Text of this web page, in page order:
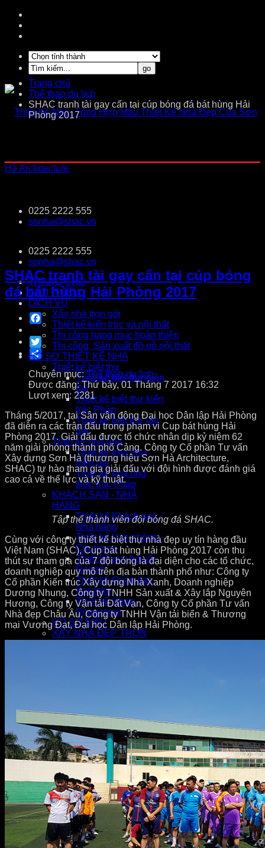
0225 2222 555
sonha@shac.vn
0225 2222 555
sonha@shac.vn
TRANG CHỦ
GIỚI THIỆU
DỊCH VỤ
Xây nhà trọn gói
Thiết kế kiến trúc và nội thất
Thi công hạng mục hoàn thiện
Thi công, Sản xuất đồ gỗ nội thất
HỒ SƠ THIẾT KẾ NHÀ
Thiết kế biệt thự
Thiết kế biệt thự hiện
đại
Thiết kế biệt thự kiến
trúc Pháp
Thiết kế biệt thự lâu
đài
Thiết kế nhà ống
Thiết kế nhà ống
hiện đại
Thiết kế nhà ống
kiến trúc Pháp
KHÁCH SẠN - NHÀ
HÀNG
Thiết kế Khách sạn -
Nhà hàng
Thiết kế Văn phòng -
Chung cư
Thiết kế quy hoạch
Resort
Thiết kế Quán bar -
Karaoke
Thiết kế Shop -
Showroom
HỒ SƠ MẪU
XÂY NHÀ ĐẸP TRỌN
Doanh nghiệp nói về chúng tôi
TUYỂN DỤNG
LIÊN HỆ
Trang chủ
Thể thao du lịch
SHAC tranh tài gay cấn tại cúp bóng đá bát hùng Hải
Phòng 2017
SHAC tranh tài gay cấn tại cúp bóng
đá bát hùng Hải Phòng 2017
Facebook
Twitter
Share
Chuyên mục:Thể thao du lịch
Được đăng: Thứ bảy, 01 Tháng 7 2017 16:32
Lượt xem: 2281
Tháng 5/2017, tại Sân vận động Đại học Dân lập Hải Phòng
đã diễn ra các trận đấu trong phạm vi Cup bát hùng Hải
Phòng 2017. Giải đấu được tổ chức nhân dịp kỷ niệm 62
năm giải phóng thành phố Cảng. Công ty Cổ phần Tư vấn
Xây dựng Sơn Hà (thương hiệu Sơn Hà Architecture,
SHAC) tự hào tham gia giải đấu với đội hình được đánh giá
cao cả về thể lực và kỹ thuật.
Tập thể thành viên đội bóng đá SHAC.
Cùng với công ty thiết kế biệt thự nhà đẹp uy tín hàng đầu
Việt Nam (SHAC), Cup bát hùng Hải Phòng 2017 còn thu
thút sự tham gia của 7 đội bóng là đại diện cho các tổ chức,
doanh nghiệp quy mô trên địa bàn thành phố như: Công ty
Cổ phần Kiến trúc Xây dựng Nhà Xanh, Doanh nghiệp
Dương Nhung, Công ty TNHH Sản xuất & Xây lắp Nguyên
Hương, Công ty Vận tải Đất Vạn, Công ty Cổ phần Tư vấn
Nhà đẹp Châu Âu, Công ty TNHH Vận tải biển & Thương
mại Vượng Đạt, Đại học Dân lập Hải Phòng.